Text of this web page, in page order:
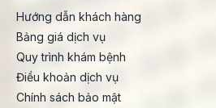
Hướng dẫn khách hàng
Bảng giá dịch vụ
Quy trình khám bệnh
Điều khoản dịch vụ
Chính sách bảo mật